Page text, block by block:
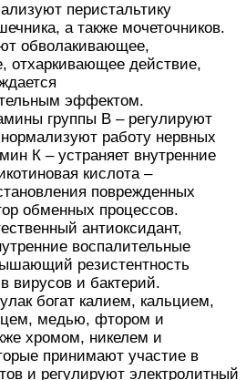
перистальтику
а также мочеточников.
обволакивающее,
отхаркивающее действие,
эффектом.
группы В – регулируют
работу нервных
К – устраняет внутренние
кислота –
поврежденных
обменных процессов.
антиоксидант,
воспалительные
резистентность
вирусов и бактерий.
богат калием, кальцием,
медью, фтором и
хромом, никелем и
принимают участие в
и регулируют электролитный